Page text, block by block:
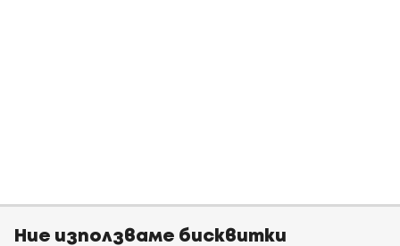
Ние използваме бисквитки